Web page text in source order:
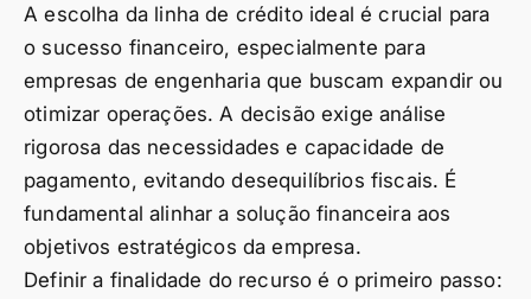
A escolha da linha de crédito ideal é crucial para
o sucesso financeiro, especialmente para
empresas de engenharia que buscam expandir ou
otimizar operações. A decisão exige análise
rigorosa das necessidades e capacidade de
pagamento, evitando desequilíbrios fiscais. É
fundamental alinhar a solução financeira aos
objetivos estratégicos da empresa.
Definir a finalidade do recurso é o primeiro passo: